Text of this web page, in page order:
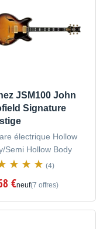
JSM100 John
Signature
électrique Hollow
Semi Hollow Body
(4)
€neuf(7 offres)